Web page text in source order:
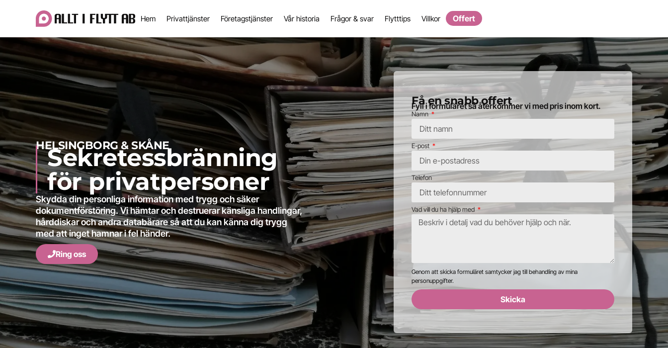
Hem Privattjänster Företagstjänster Vår historia Frågor & svar Flytttips Villkor Offert
HELSINGBORG & SKÅNE
Sekretessbränning
för privatpersoner
Skydda din personliga information med trygg och säker
dokumentförstöring. Vi hämtar och destruerar känsliga handlingar,
hårddiskar och andra databärare så att du kan känna dig trygg
med att inget hamnar i fel händer.
Ring oss
Få en snabb offert
Fyll i formuläret så återkommer vi med pris inom kort.
Namn
E-post
Telefon
Vad vill du ha hjälp med
Genom att skicka formuläret samtycker jag till behandling av mina
personuppgifter.
Skicka